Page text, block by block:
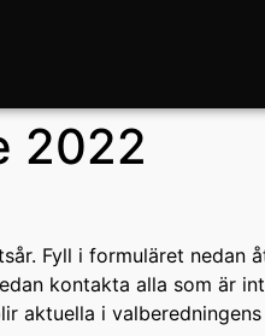
2022
Fyll i formuläret nedan
kontakta alla som är
aktuella i